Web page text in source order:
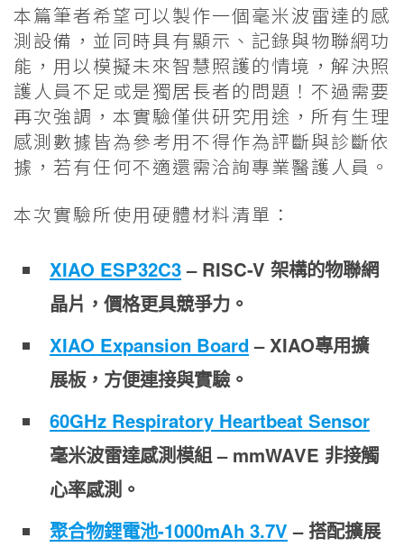
本篇筆者希望可以製作一個毫米波雷達的感
測設備，並同時具有顯示、記錄與物聯網功
能，用以模擬未來智慧照護的情境，解決照
護人員不足或是獨居長者的問題！不過需要
再次強調，本實驗僅供研究用途，所有生理
感測數據皆為參考用不得作為評斷與診斷依
據，若有任何不適還需洽詢專業醫護人員。
本次實驗所使用硬體材料清單：
XIAO ESP32C3– RISC-V 架構的物聯網
晶片，價格更具競爭力。
XIAO Expansion Board – XIAO專用擴
展板，方便連接與實驗。
60GHz Respiratory Heartbeat Sensor
毫米波雷達感測模組 – mmWAVE 非接觸
心率感測。
聚合物鋰電池-1000mAh 3.7V – 搭配擴展